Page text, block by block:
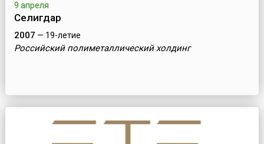
9 апреля
Селигдар
2007 — 19-летие
Российский полиметаллический холдинг